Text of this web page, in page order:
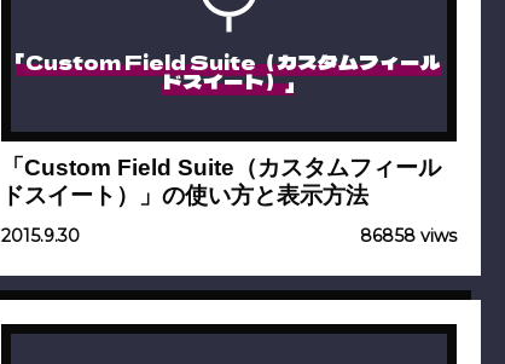
「Custom Field Suite（カスタムフィール
ドスイート）」
「Custom Field Suite（カスタムフィール
ドスイート）」の使い方と表示方法
2015.9.30 86858 viws